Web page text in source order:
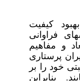
کیفیت
فراوانی
مفاهیم
پرستاری
خود را بر
بنابراین